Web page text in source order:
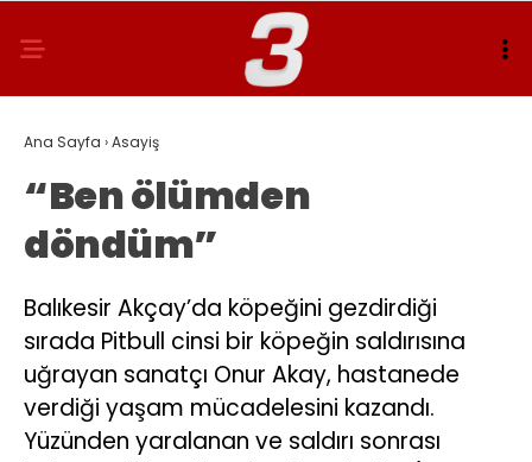
Ana Sayfa ›Asayiş
“Ben ölümden
döndüm”
Balıkesir Akçay’da köpeğini gezdirdiği
sırada Pitbull cinsi bir köpeğin saldırısına
uğrayan sanatçı Onur Akay, hastanede
verdiği yaşam mücadelesini kazandı.
Yüzünden yaralanan ve saldırı sonrası